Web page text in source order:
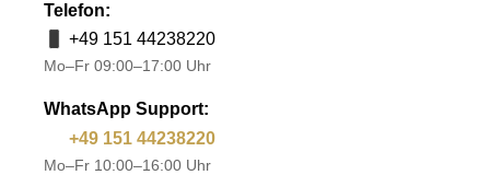
Telefon:
+49 151 44238220
Mo–Fr 09:00–17:00 Uhr
WhatsApp Support:
+49 151 44238220
Mo–Fr 10:00–16:00 Uhr